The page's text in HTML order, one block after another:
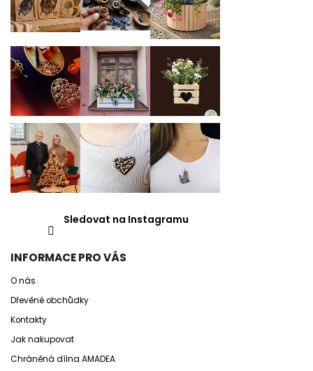
Sledovat na Instagramu
INFORMACE PRO VÁS
O nás
Dřevěné obchůdky
Kontakty
Jak nakupovat
Chráněná dílna AMADEA